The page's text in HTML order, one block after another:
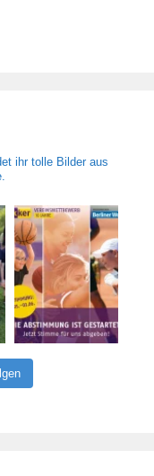
ihr tolle Bilder aus